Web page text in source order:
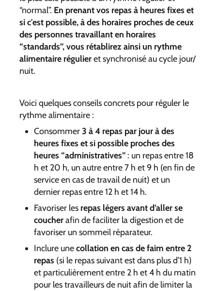
“normal”. En prenant vos repas à heures fixes et
si c'est possible, à des horaires proches de ceux
des personnes travaillant en horaires
“standards”, vous rétablirez ainsi un rythme
alimentaire régulieret synchronisé au cycle jour/
nuit.
Voici quelques conseils concrets pour réguler le
rythme alimentaire :
Consommer3 à 4 repas par jour à des
heures fixes et si possible proches des
heures “administratives” : un repas entre 18
h et 20 h, un autre entre 7 h et 9 h (en fin de
service en cas de travail de nuit) et un
dernier repas entre 12 h et 14 h.
Favoriser les repas légers avant d’aller se
coucherafin de faciliter la digestion et de
favoriser un sommeil réparateur.
Inclure unecollation en cas de faim entre 2
repas (si le repas suivant est dans plus d’1 h)
et particulièrement entre 2 h et 4 h du matin
pour les travailleurs de nuit afin de limiter la